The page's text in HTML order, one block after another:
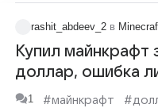
rashit_abdeev_2 в
Купил майнкрафт
доллар, ошибка
1 #майнкрафт